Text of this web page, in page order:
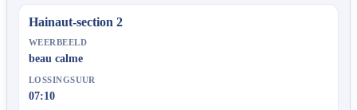
Hainaut-section 2
WEERBEELD
beau calme
LOSSINGSUUR
07:10